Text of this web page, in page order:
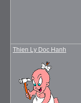
Thien Ly Doc Hanh